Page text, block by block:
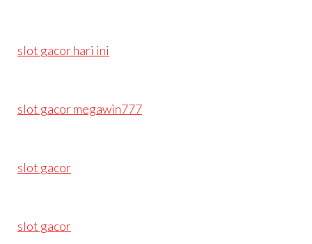
slot gacor hari ini
slot gacor megawin777
slot gacor
slot gacor